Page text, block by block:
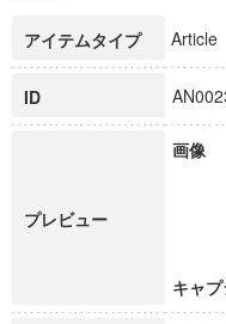
博士課程教育リー
アイテムタイプ Article
ID
プレビュー
画像
キャ